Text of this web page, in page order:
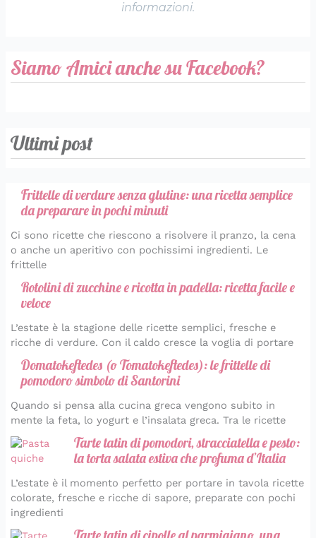
informazioni.
Siamo Amici anche su Facebook?
Ultimi post
Frittelle di verdure senza glutine: una ricetta semplice
da preparare in pochi minuti
Ci sono ricette che riescono a risolvere il pranzo, la cena
o anche un aperitivo con pochissimi ingredienti. Le
frittelle
Rotolini di zucchine e ricotta in padella: ricetta facile e
veloce
L’estate è la stagione delle ricette semplici, fresche e
ricche di verdure. Con il caldo cresce la voglia di portare
Domatokeftedes (o Tomatokeftedes): le frittelle di
pomodoro simbolo di Santorini
Quando si pensa alla cucina greca vengono subito in
mente la feta, lo yogurt e l’insalata greca. Tra le ricette
Tarte tatin di pomodori, stracciatella e pesto:
la torta salata estiva che profuma d’Italia
L’estate è il momento perfetto per portare in tavola ricette
colorate, fresche e ricche di sapore, preparate con pochi
ingredienti